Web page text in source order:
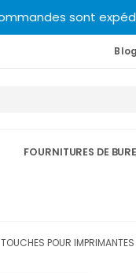
sont
Blog
FOURNITURES DE
POUR